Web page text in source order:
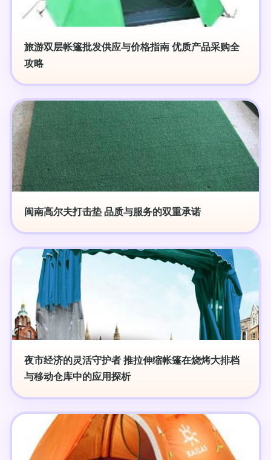
旅游双层帐篷批发供应与价格指南 优质产品采购全
攻略
闽南高尔夫打击垫 品质与服务的双重承诺
夜市经济的灵活守护者 推拉伸缩帐篷在烧烤大排档
与移动仓库中的应用探析